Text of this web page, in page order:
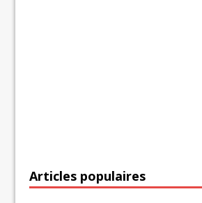
Articles populaires